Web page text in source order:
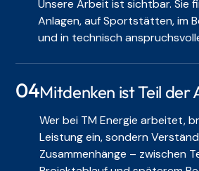
Unsere Arbeit ist sichtbar. Sie
Anlagen, auf Sportstätten, im
und in technisch
04Mitdenken ist Teil der
Wer bei TM Energie arbeitet,
Leistung ein, sondern
Zusammenhänge – zwischen